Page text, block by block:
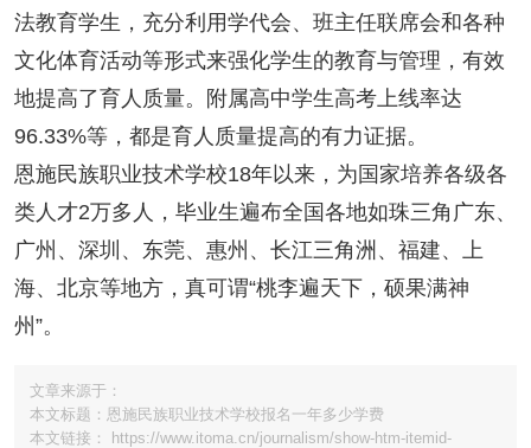
法教育学生，充分利用学代会、班主任联席会和各种
文化体育活动等形式来强化学生的教育与管理，有效
地提高了育人质量。附属高中学生高考上线率达
96.33%等，都是育人质量提高的有力证据。
恩施民族职业技术学校18年以来，为国家培养各级各
类人才2万多人，毕业生遍布全国各地如珠三角广东、
广州、深圳、东莞、惠州、长江三角洲、福建、上
海、北京等地方，真可谓“桃李遍天下，硕果满神
州”。
文章来源于：
本文标题：恩施民族职业技术学校报名一年多少学费
本文链接： https://www.itoma.cn/journalism/show-htm-itemid-